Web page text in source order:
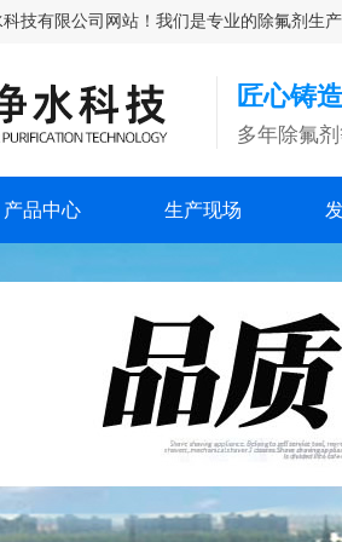
技有限公司网站！我们是专业的除氟剂生
匠心铸
多年除氟
产品中心 生产现场